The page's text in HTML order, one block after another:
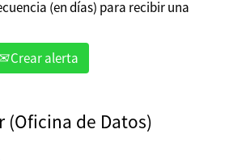
(en días) para recibir una
Crear alerta
(Oficina de Datos)